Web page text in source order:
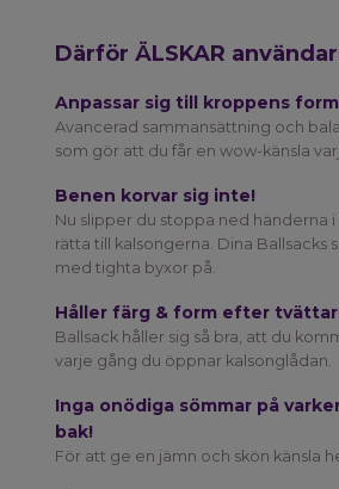
Därför ÄLSKAR
Anpassar sig till kroppens
Avancerad sammansättning och
som gör att du får en wow-känsla
Benen korvar sig inte!
Nu slipper du stoppa ned händerna
rätta till kalsongerna. Dina Ballsacks
med tighta byxor på.
Håller färg & form efter
Ballsack håller sig så bra, att du
varje gång du öppnar kalsonglådan.
Inga onödiga sömmar på
bak!
För att ge en jämn och skön känsla